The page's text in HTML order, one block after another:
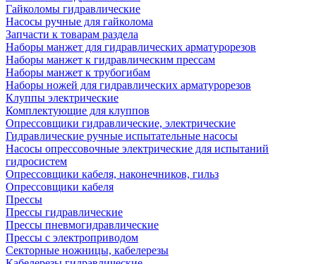
Гайколомы гидравлические
Насосы ручные для гайколома
Запчасти к товарам раздела
Наборы манжет для гидравлических арматурорезов
Наборы манжет к гидравлическим прессам
Наборы манжет к трубогибам
Наборы ножей для гидравлических арматурорезов
Клуппы электрические
Комплектующие для клуппов
Опрессовщики гидравлические, электрические
Гидравлические ручные испытательные насосы
Насосы опрессовочные электрические для испытаний
гидросистем
Опрессовщики кабеля, наконечников, гильз
Опрессовщики кабеля
Прессы
Прессы гидравлические
Прессы пневмогидравлические
Прессы с электроприводом
Секторные ножницы, кабелерезы